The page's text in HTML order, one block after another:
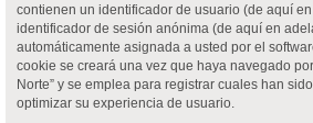
contienen un identificador de usuario (de aquí en
identificador de sesión anónima (de aquí en
automáticamente asignada a usted por el
cookie se creará una vez que haya navegado
Norte” y se emplea para registrar cuales han
optimizar su experiencia de usuario.